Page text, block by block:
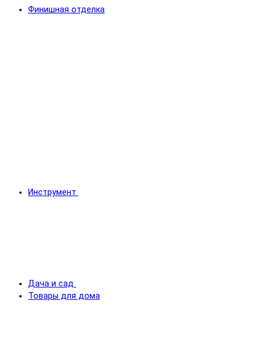
Финишная отделка
Инструмент
Дача и сад
Товары для дома